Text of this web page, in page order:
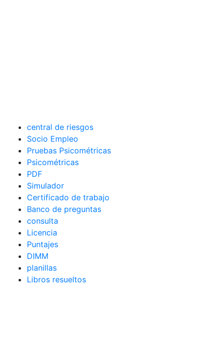
central de riesgos
Socio Empleo
Pruebas Psicométricas
Psicométricas
PDF
Simulador
Certificado de trabajo
Banco de preguntas
consulta
Licencia
Puntajes
DIMM
planillas
Libros resueltos